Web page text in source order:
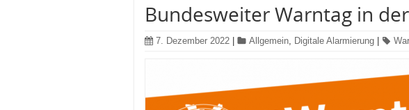
Bundesweiter Warntag in
7. Dezember 2022 Allgemein, Digitale Alarmierung